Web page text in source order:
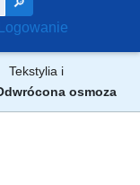
Logowanie
Tekstylia i
osmoza